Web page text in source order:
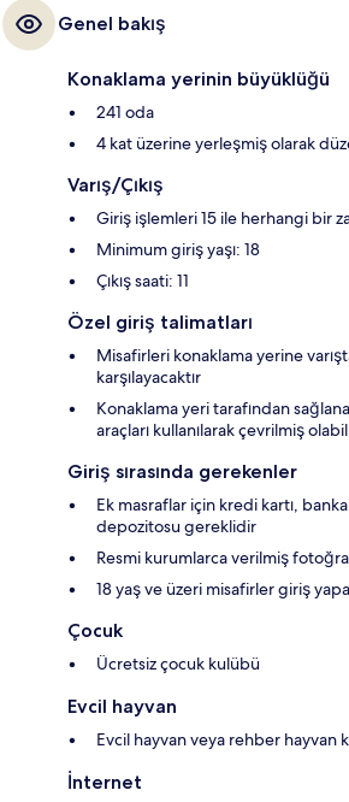
Genel bakış
Konaklama yerinin büyüklüğü
241 oda
4 kat üzerine yerleşmiş olarak
Varış/Çıkış
Giriş işlemleri 15 ile herhangi bir
Minimum giriş yaşı: 18
Çıkış saati: 11
Özel giriş talimatları
Misafirleri konaklama yerine
karşılayacaktır
Konaklama yeri tarafından
araçları kullanılarak çevrilmiş
Giriş sırasında gerekenler
Ek masraflar için kredi kartı,
depozitosu gereklidir
Resmi kurumlarca verilmiş
18 yaş ve üzeri misafirler giriş
Çocuk
Ücretsiz çocuk kulübü
Evcil hayvan
Evcil hayvan veya rehber
İnternet